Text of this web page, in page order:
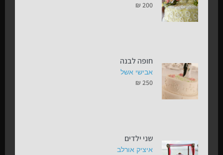
₪ 200
חופה לבנה
אבישי אשל
₪ 250
שני ילדים
איציק אורלב